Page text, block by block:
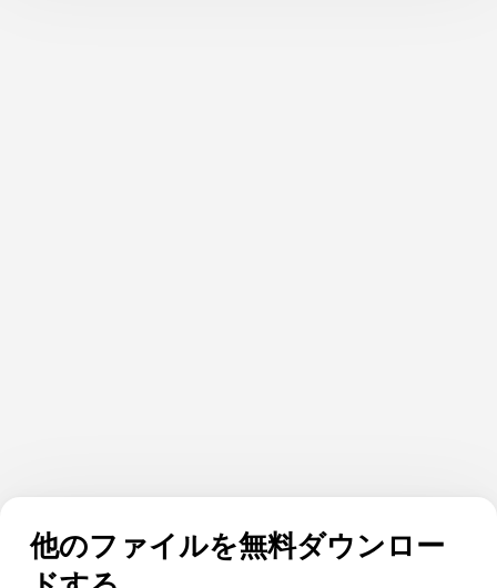
他のファイルを無料ダウンロー